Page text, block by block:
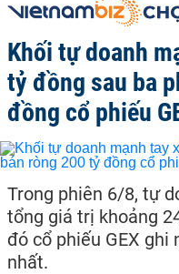
Khối tự doanh
tỷ đồng sau ba
đồng cổ phiếu
Trong phiên 6/8, tự
tổng giá trị khoảng
đó cổ phiếu GEX ghi
nhất.